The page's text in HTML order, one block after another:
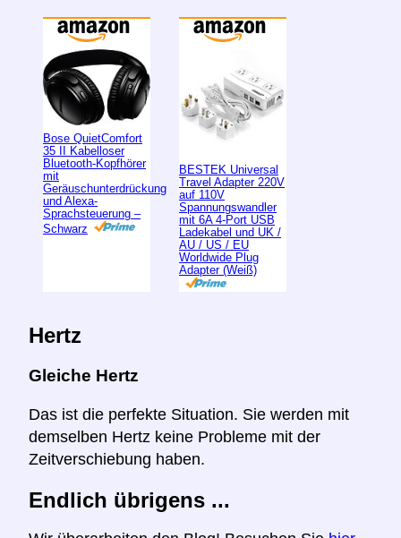
Bose QuietComfort
35 II Kabelloser
Bluetooth-Kopfhörer
mit
Geräuschunterdrückung
und Alexa-
Sprachsteuerung –
Schwarz
BESTEK Universal
Travel Adapter 220V
auf 110V
Spannungswandler
mit 6A 4-Port USB
Ladekabel und UK /
AU / US / EU
Worldwide Plug
Adapter (Weiß)
Hertz
Gleiche Hertz
Das ist die perfekte Situation. Sie werden mit
demselben Hertz keine Probleme mit der
Zeitverschiebung haben.
Endlich übrigens ...